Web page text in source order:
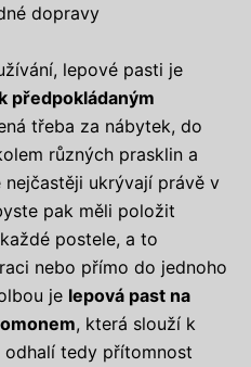
dopravy
lepové pasti je
předpokládaným
třeba za nábytek, do
různých prasklin a
ukrývají právě v
pak měli položit
postele, a to
nebo přímo do jednoho
je lepová past na
, která slouží k
tedy přítomnost